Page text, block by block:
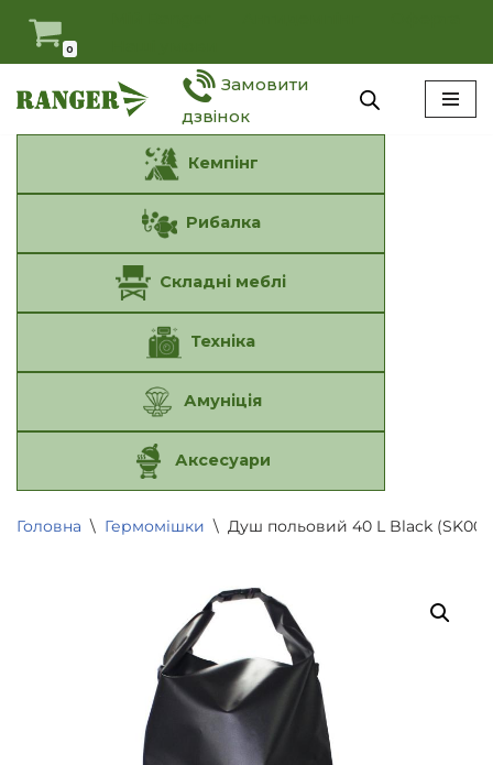
Перейти
до
вмісту
0
Замовити
дзвінок
Кемпінг
Рибалка
Складні меблі
Техніка
Амуніція
Аксесуари
Головна \ Гермомішки \ Душ польовий 40 L Black